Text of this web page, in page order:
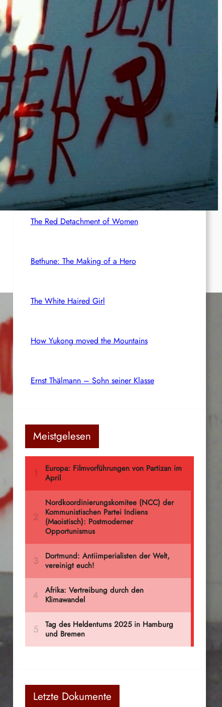
Rote Post #95
Rote Post #94
Rote Post #93
Rote Post #92
Rotdenker
The Red Detachment of Women
Bethune: The Making of a Hero
The White Haired Girl
How Yukong moved the Mountains
Ernst Thälmann – Sohn seiner Klasse
Meistgelesen
Letzte Dokumente